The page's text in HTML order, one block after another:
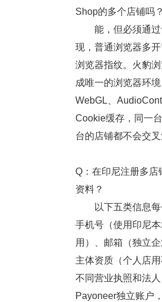
Shop的多个店铺吗？
能，但必须通过
现，普通浏览器多
浏览器指纹。火豹
成唯一的浏览器环
WebGL、
Cookie缓存，同一
台的店铺都不会交叉
Q：在印尼注册多店
资料？
以下五类信息每
手机号（使用印尼
用）、邮箱（独立
主体资质（个人店
不同营业执照和法
Payoneer独立账户